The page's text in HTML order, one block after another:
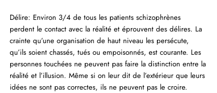
Délire: Environ 3/4 de tous les patients schizophrènes
perdent le contact avec la réalité et éprouvent des délires. La
crainte qu’une organisation de haut niveau les persécute,
qu’ils soient chassés, tués ou empoisonnés, est courante. Les
personnes touchées ne peuvent pas faire la distinction entre la
réalité et l’illusion. Même si on leur dit de l’extérieur que leurs
idées ne sont pas correctes, ils ne peuvent pas le croire.